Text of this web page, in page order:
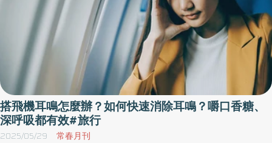
搭飛機耳鳴怎麼辦？如何快速消除耳鳴？嚼口香糖、
深呼吸都有效#旅行
2025/05/29 常春月刊